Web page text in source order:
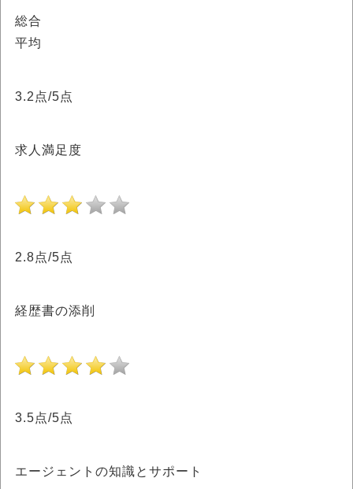
総合
平均
3.2 点/5点
求人満足度
2.8点/5点
経歴書の添削
3.5点/5点
エージェントの知識とサポート